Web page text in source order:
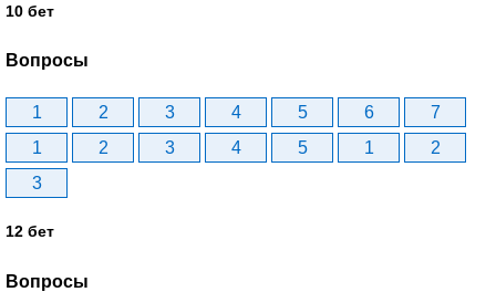
10 бет
Вопросы
1 2 3 4 5 6
7
1
2 3 4 5 1
2
3
12 бет
Вопросы